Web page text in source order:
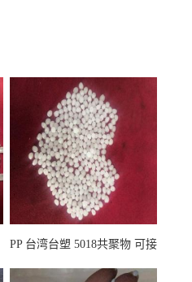
PP 台湾台塑 5018共聚物 可接